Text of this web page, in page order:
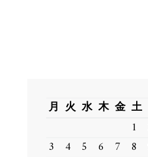
月 火 水 木 金 土
1
3
4 5 6 7 8